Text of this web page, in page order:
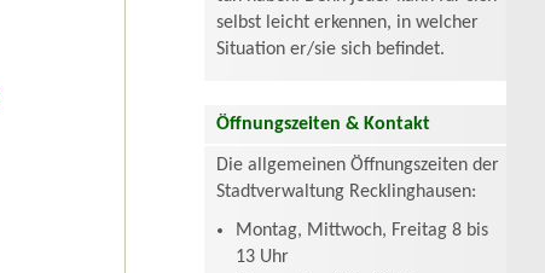
selbst leicht erkennen, in welcher
Situation er/sie sich befindet.
Öffnungszeiten & Kontakt
Die allgemeinen Öffnungszeiten der
Stadtverwaltung Recklinghausen:
Montag, Mittwoch, Freitag 8 bis
13 Uhr